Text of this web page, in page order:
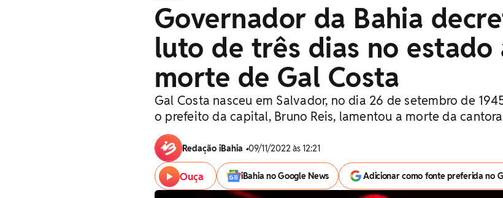
Governador da Bahia
luto de três dias no estado
morte de Gal Costa
Gal Costa nasceu em Salvador, no dia 26 de setembro de
o prefeito da capital, Bruno Reis, lamentou a morte da cantora
Redação iBahia •09/11/2022 às 12:21
Ouça iBahia no Google News Adicionar como fonte preferida no